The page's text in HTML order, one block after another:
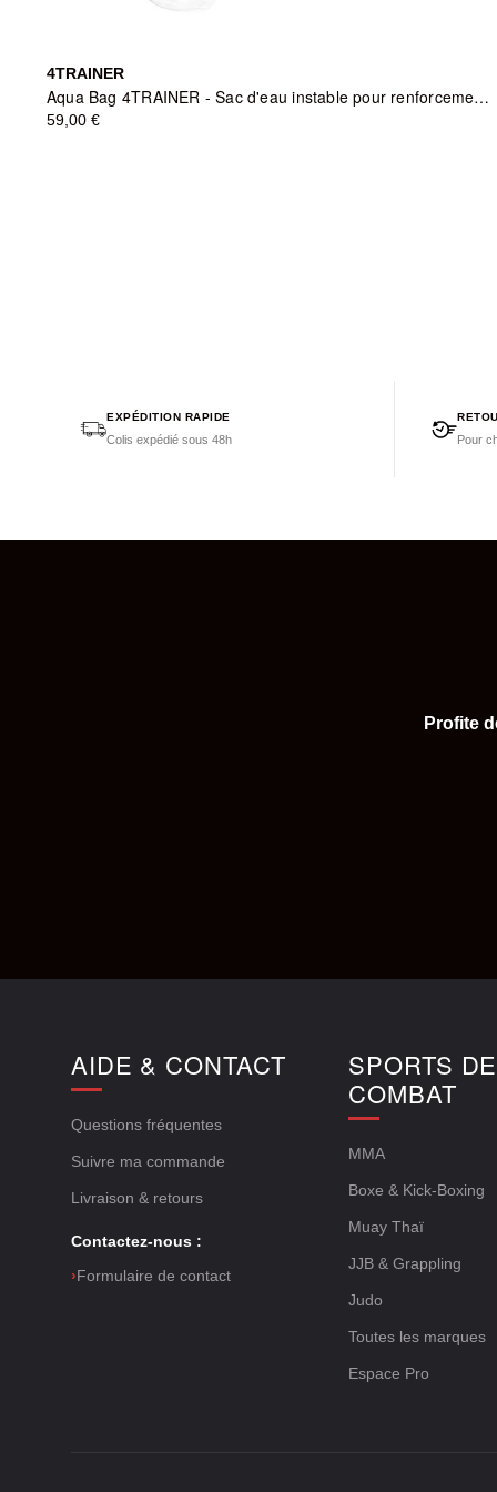
4TRAINER
Aqua Bag 4TRAINER - Sac d'eau instable pour renforcement musculaire
59,00 €
EXPÉDITION RAPIDE
Colis expédié sous 48h Pour
Profite
AIDE & CONTACT
Questions fréquentes
Suivre ma commande
Livraison & retours
Contactez-nous :
›Formulaire de contact
SPORTS DE
COMBAT
MMA
Boxe & Kick-Boxing
Muay Thaï
JJB & Grappling
Judo
Toutes les marques
Espace Pro